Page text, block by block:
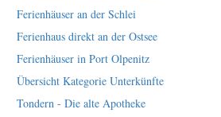
Ferienhäuser an der Schlei
Ferienhaus direkt an der Ostsee
Ferienhäuser in Port Olpenitz
Übersicht Kategorie Unterkünfte
Tondern - Die alte Apotheke